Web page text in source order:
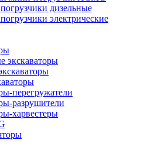
дизельные
электрические
экскаваторы
перегружатели
разрушители
харвестеры